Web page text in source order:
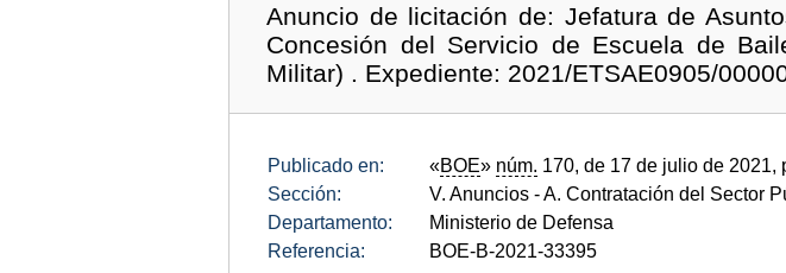
Anuncio de licitación de: Jefatura de
Concesión del Servicio de Escuela de
Militar) . Expediente: 2021/ETSAE0905/
Publicado en: «BOE» núm. 170, de 17 de julio de 2021,
Sección:
V. Anuncios - A. Contratación del Sector
Departamento:
Ministerio de Defensa
Referencia:
BOE-B-2021-33395